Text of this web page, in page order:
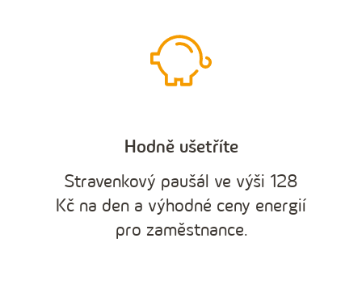
Hodně ušetříte
Stravenkový paušál ve výši 128
Kč na den a výhodné ceny energií
pro zaměstnance.